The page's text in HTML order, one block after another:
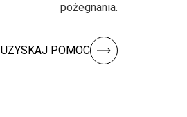
pożegnania.
UZYSKAJ POMOC